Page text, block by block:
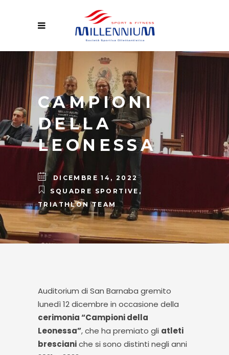
CAMPIONI
DELLA
LEONESSA
DICEMBRE 14, 2022
SQUADRE SPORTIVE ,
TRIATHLON TEAM
Auditorium di San Barnaba gremito
lunedì 12 dicembre in occasione della
cerimonia “Campioni della
Leonessa”, che ha premiato gli atleti
brescianiche si sono distinti negli anni